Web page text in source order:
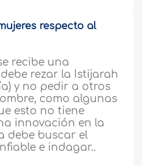
respecto al
recibe una
rezar la Istijarah
y no pedir a otros
como algunas
esto no tiene
innovación en la
debe buscar el
e indagar..